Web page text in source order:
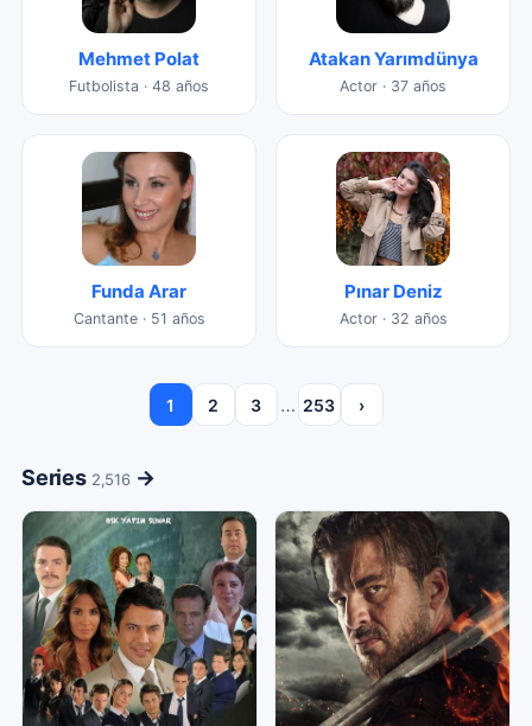
Mehmet Polat
Futbolista · 48 años
Atakan Yarımdünya
Actor · 37 años
Funda Arar
Cantante · 51 años
Pınar Deniz
Actor · 32 años
1 2 3 … 253 ›
Series 2,516→